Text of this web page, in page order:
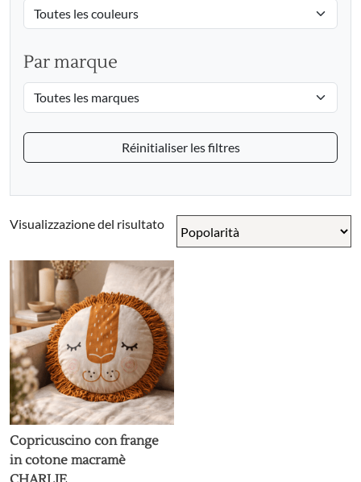
Par marque
Réinitialiser les filtres
Visualizzazione del risultato
Copricuscino con frange
in cotone macramè